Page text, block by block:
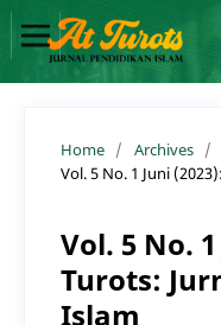
Home / Archives /
Vol. 5 No. 1 Juni
Vol. 5 No.
Turots:
Islam